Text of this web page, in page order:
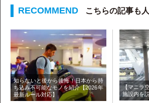
こちらの記事も
知らないと後から後悔！日本から持
ち込み不可能なモノを紹介【2026年
最新ルール対応】
【マニラ
施設内を